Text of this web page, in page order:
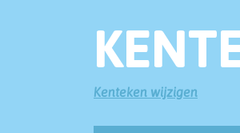
Kenteken wijzigen